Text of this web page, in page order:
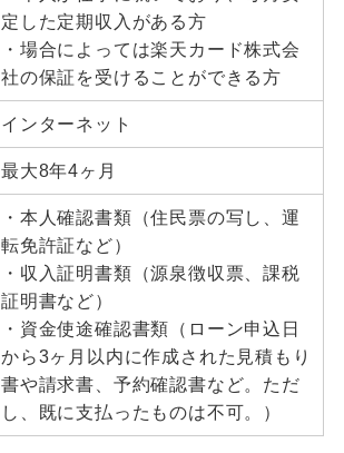
定した定期収入がある方
・場合によっては楽天カード株式会
社の保証を受けることができる方
インターネット
最大8年4ヶ月
・本人確認書類（住民票の写し、運
転免許証など）
・収入証明書類（源泉徴収票、課税
証明書など）
・資金使途確認書類（ローン申込日
から3ヶ月以内に作成された見積もり
書や請求書、予約確認書など。ただ
し、既に支払ったものは不可。）